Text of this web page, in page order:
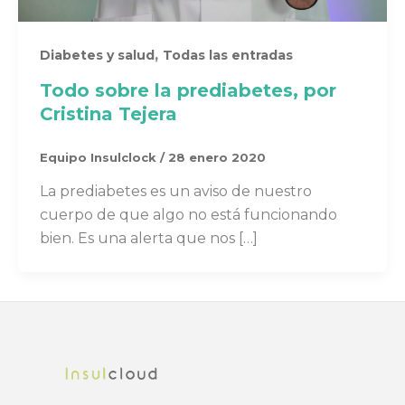
Diabetes y salud , Todas las entradas
Todo sobre la prediabetes, por
Cristina Tejera
Equipo Insulclock / 28 enero 2020
La prediabetes es un aviso de nuestro
cuerpo de que algo no está funcionando
bien. Es una alerta que nos […]